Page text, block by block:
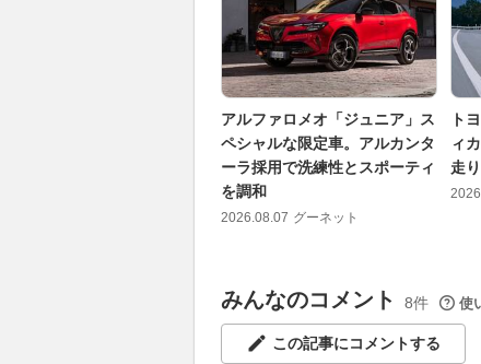
アルファロメオ「ジュニア」ス
ペシャルな限定車。アルカンタ
ーラ採用で洗練性とスポーティ
を調和
2026.08.07 グーネット
ト
ィ
走
みんなのコメント 8件 使
この記事にコメントする